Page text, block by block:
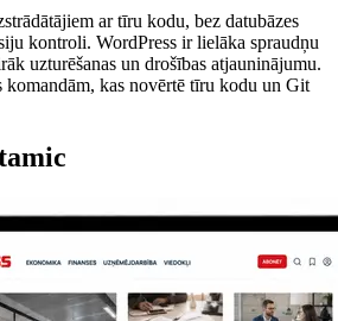
ar tīru kodu, bez datubāzes
kontroli. WordPress ir lielāka spraudņu
uzturēšanas un drošības atjauninājumu.
komandām, kas novērtē tīru kodu un Git